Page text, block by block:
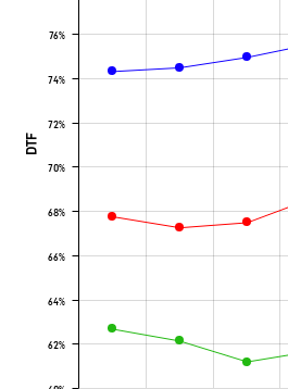
62%
64%
66%
68%
70%
72%
74%
76%
DTF